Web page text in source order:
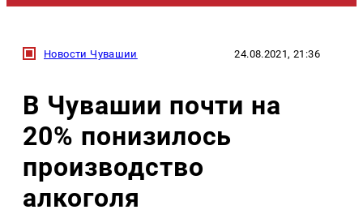
Новости Чувашии 24.08.2021, 21:36
В Чувашии почти на
20% понизилось
производство
алкоголя